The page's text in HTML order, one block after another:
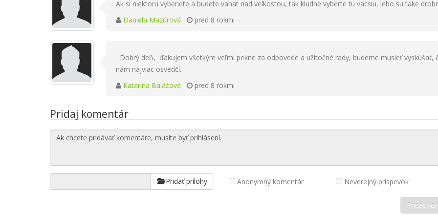
Ak si niektoru vyberiete a budete vahat nad velkostou, tak kludne vyberte tu vacsiu, lebo su take
Daniela Mazúrová
pred 8 rokmi
Dobrý deň, ďakujem všetkým veľmi pekne za odpovede a užitočné rady, budeme musieť vyskúšať,
nám najviac osvedčí.
Katarína Balážová
pred 8 rokmi
Pridaj komentár
Pridať prílohy Anonymný komentár Neverejný príspevok